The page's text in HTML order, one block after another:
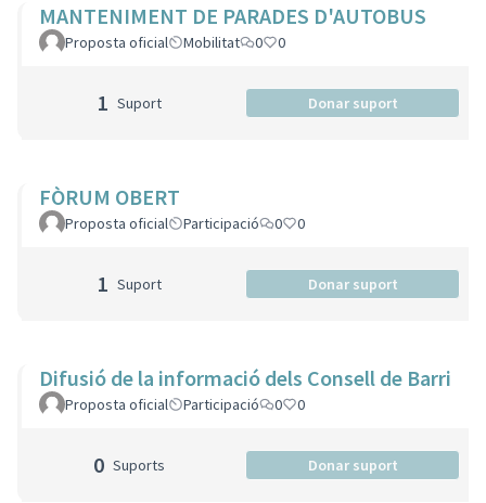
MANTENIMENT DE PARADES D'AUTOBUS
Proposta oficial Mobilitat 0 0
1 Suport Donar suport
FÒRUM OBERT
Proposta oficial Participació 0 0
1 Suport Donar suport
Difusió de la informació dels Consell de Barri
Proposta oficial Participació 0 0
0 Suports Donar suport